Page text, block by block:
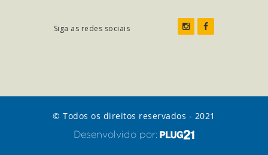
Siga as redes sociais
© Todos os direitos reservados - 2021